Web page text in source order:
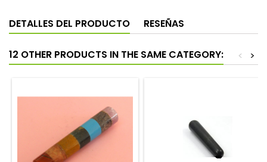
DETALLES DEL PRODUCTO RESEÑAS
12 OTHER PRODUCTS IN THE SAME CATEGORY: >
<